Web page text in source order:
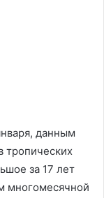
данным
тропических
за 17 лет
многомесячной